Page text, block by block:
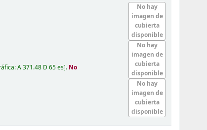
No hay
imagen de
cubierta
disponible
No hay
imagen de
cubierta
disponible
No hay
imagen de
cubierta
disponible
A 371.48 D 65 es . No